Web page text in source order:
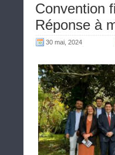
Convention
Réponse à
30 mai, 2024